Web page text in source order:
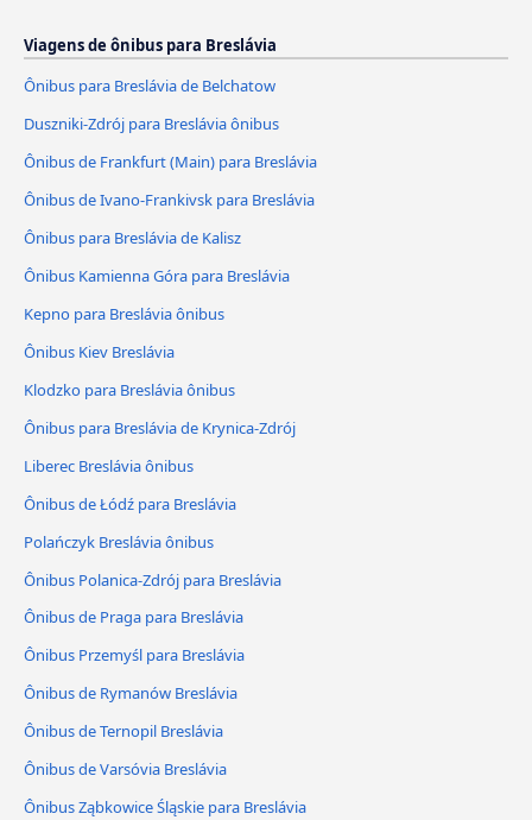
Viagens de ônibus para Breslávia
Ônibus para Breslávia de Belchatow
Duszniki-Zdrój para Breslávia ônibus
Ônibus de Frankfurt (Main) para Breslávia
Ônibus de Ivano-Frankivsk para Breslávia
Ônibus para Breslávia de Kalisz
Ônibus Kamienna Góra para Breslávia
Kepno para Breslávia ônibus
Ônibus Kiev Breslávia
Klodzko para Breslávia ônibus
Ônibus para Breslávia de Krynica-Zdrój
Liberec Breslávia ônibus
Ônibus de Łódź para Breslávia
Polańczyk Breslávia ônibus
Ônibus Polanica-Zdrój para Breslávia
Ônibus de Praga para Breslávia
Ônibus Przemyśl para Breslávia
Ônibus de Rymanów Breslávia
Ônibus de Ternopil Breslávia
Ônibus de Varsóvia Breslávia
Ônibus Ząbkowice Śląskie para Breslávia